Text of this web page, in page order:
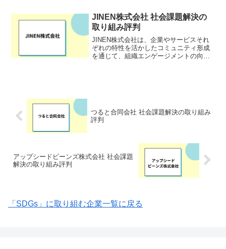
JINEN株式会社 社会課題解決の
取り組み評判
JINEN株式会社は、企業やサービスそれ
ぞれの特性を活かしたコミュニティ形成
を通じて、組織エンゲージメントの向上
つると合同会社 社会課題解決の取り組み
評判
アップシードビーンズ株式会社 社会課題
解決の取り組み評判
「SDGs」に取り組む企業一覧に戻る